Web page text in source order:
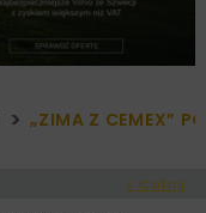
„ZIMA Z CEMEX”
< Cofnij